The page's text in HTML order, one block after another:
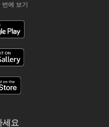
번에 보기
세요